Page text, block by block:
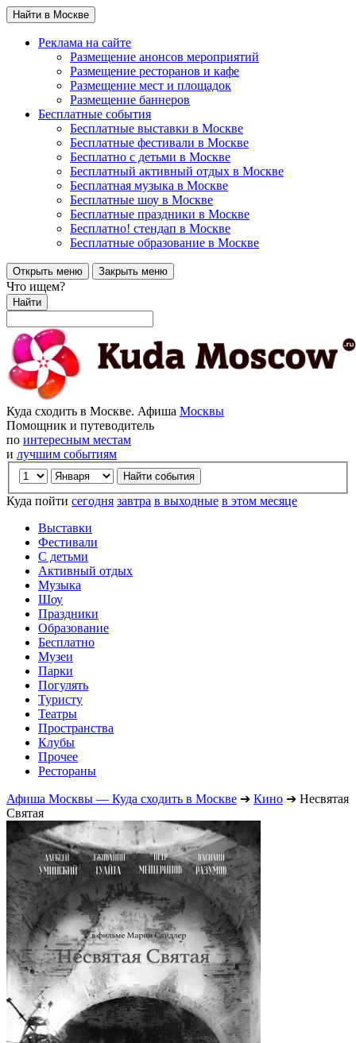
Найти в Москве
Реклама на сайте
Размещение анонсов мероприятий
Размещение ресторанов и кафе
Размещение мест и площадок
Размещение баннеров
Бесплатные события
Бесплатные выставки в Москве
Бесплатные фестивали в Москве
Бесплатно с детьми в Москве
Бесплатный активный отдых в Москве
Бесплатная музыка в Москве
Бесплатные шоу в Москве
Бесплатные праздники в Москве
Бесплатно! стендап в Москве
Бесплатные образование в Москве
Открыть меню Закрыть меню
Что ищем?
Найти
Куда сходить в Москве. Афиша Москвы
Помощник и путеводитель
по интересным местам
и лучшим событиям
Куда пойти сегодня завтра в выходные в этом месяце
Выставки
Фестивали
С детьми
Активный отдых
Музыка
Шоу
Праздники
Образование
Бесплатно
Музеи
Парки
Погулять
Туристу
Театры
Пространства
Клубы
Прочее
Рестораны
Афиша Москвы — Куда сходить в Москве ➔ Кино ➔ Несвятая
Святая